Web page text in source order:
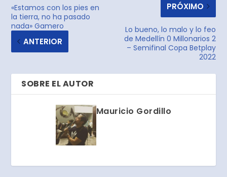
«Estamos con los pies en
la tierra, no ha pasado
nada» Gamero
ANTERIOR
PRÓXIMO
Lo bueno, lo malo y lo feo
de Medellín 0 Millonarios 2
– Semifinal Copa Betplay
2022
SOBRE EL AUTOR
Mauricio Gordillo